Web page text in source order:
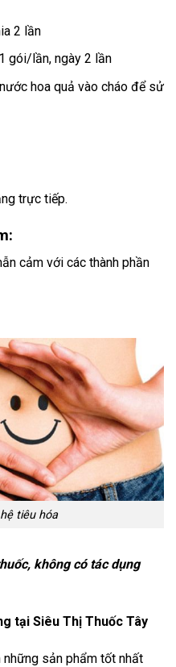
2 lần
gói/lần, ngày 2 lần
hoa quả vào cháo để sử
trực tiếp.
cảm với các thành phần
tiêu hóa
không có tác dụng
tại Siêu Thị Thuốc Tây
những sản phẩm tốt nhất